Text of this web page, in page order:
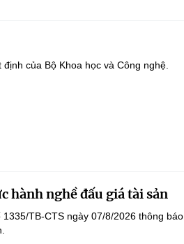
của Bộ Khoa học và Công nghệ.
hành nghề đấu giá tài sản
TB-CTS ngày 07/8/2026 thông